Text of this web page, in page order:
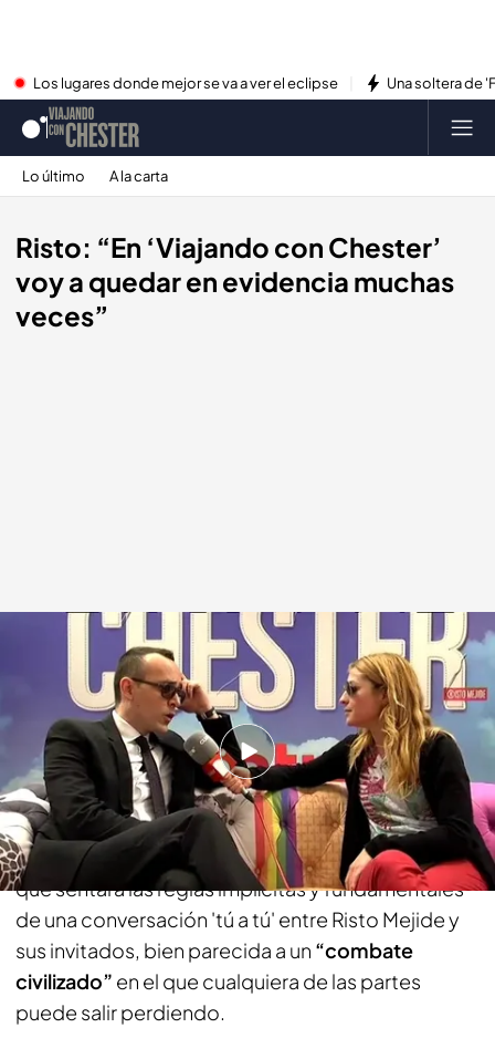
Los lugares donde mejor se va a ver el eclipse Una soltera de
Lo último A la carta
Risto: “En ‘Viajando con Chester’
voy a quedar en evidencia muchas
veces”
20 FEB 2014 - 14:54h.
Compartir
Este chester no es un sofá cualquiera. Es mucho
más que un sofá. Es un personaje invertebrado
que sentará las reglas implícitas y fundamentales
de una conversación 'tú a tú' entre Risto Mejide y
sus invitados, bien parecida a un “combate
civilizado” en el que cualquiera de las partes
puede salir perdiendo.